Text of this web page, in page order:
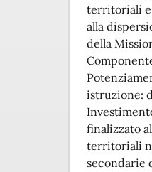
territoriali
alla
della
istruzione:
finalizzato
territoriali
secondarie